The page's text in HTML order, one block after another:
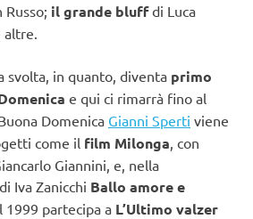
il grande bluffdi Luca
svolta, in quanto, diventa primo
e qui ci rimarrà fino al
Domenica Gianni Sperti viene
come il film Milonga , con
Giannini, e, nella
Iva Zanicchi Ballo amore e
1999 partecipa a L’Ultimo valzer